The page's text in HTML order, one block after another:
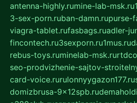
antenna-highly.rumine-lab-msk.ru
3-sex-porn.ruban-damn.rupurse-
viagra-tablet.rufasbags.ruadler-
fincontech.ru3sexporn.ru1mus.ru
rebus-toys.ruminelab-msk.ru
seo-prodvizhenie-sajtov-
card-voice.rurulonnyygazon177.ru
domizbrusa-9x12spb.ru